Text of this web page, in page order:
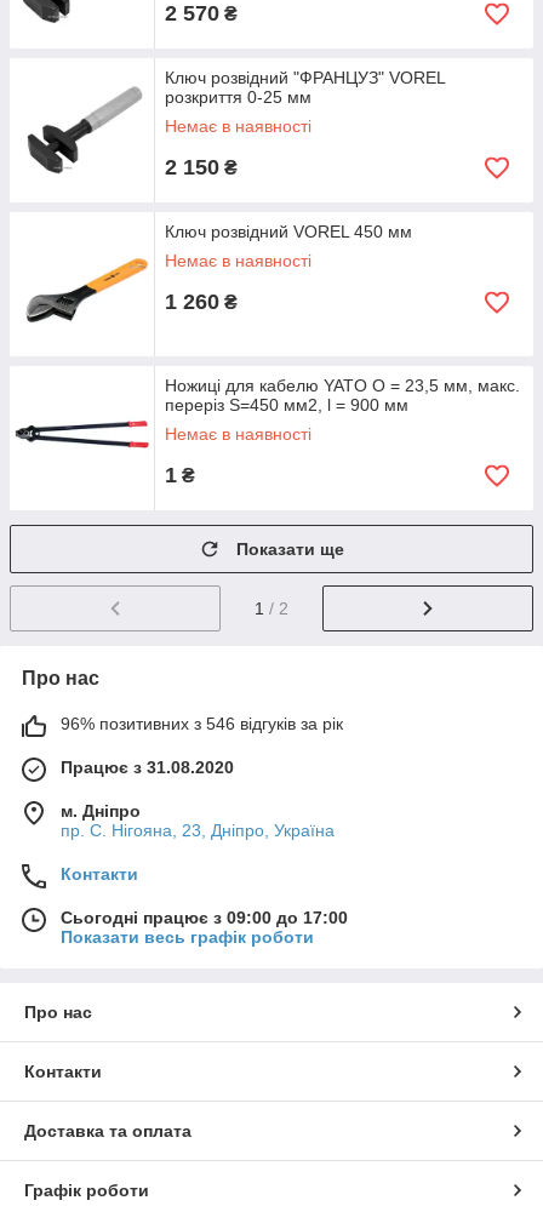
2 570 ₴
Ключ розвідний "ФРАНЦУЗ" VOREL
розкриття 0-25 мм
Немає в наявності
2 150 ₴
Ключ розвідний VOREL 450 мм
Немає в наявності
1 260 ₴
Ножиці для кабелю YATO O = 23,5 мм, макс.
переріз S=450 мм2, l = 900 мм
Немає в наявності
1 ₴
Показати ще
1 / 2
Про нас
96% позитивних з 546 відгуків за рік
Працює з 31.08.2020
м. Дніпро
пр. С. Нігояна, 23, Дніпро, Україна
Контакти
Сьогодні працює з 09:00 до 17:00
Показати весь графік роботи
Про нас
Контакти
Доставка та оплата
Графік роботи